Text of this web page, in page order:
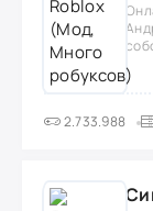
2.733.988